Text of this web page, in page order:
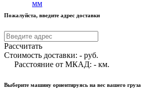
Пожалуйста, введите адрес доставки
Рассчитать
Стоимость доставки: - руб.
Расстояние от МКАД: - км.
Выберите машину ориентируясь на вес вашего груза